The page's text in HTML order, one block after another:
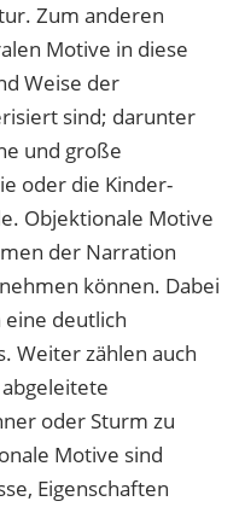
Zum anderen
Motive in diese
Weise der
sind; darunter
und große
oder die Kinder-
Objektionale Motive
der Narration
können. Dabei
eine deutlich
Weiter zählen auch
oder Sturm zu
Motive sind
Eigenschaften